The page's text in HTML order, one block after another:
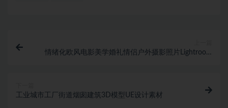
情绪化欧风电影美学婚礼情侣户外摄影照片Lightroom
工业城市工厂街道烟囱建筑3D模型UE设计素材